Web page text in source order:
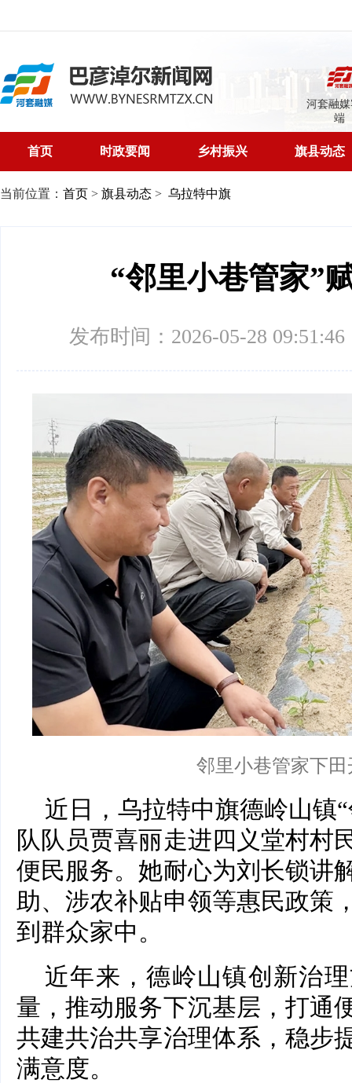
河套融
端
首页 时政要闻 乡村振兴 旗县动态
当前位置： 首页 > 旗县动态 > 乌拉特中旗
“邻里小巷管家”
发布时间：2026-05-28 09:51:46
邻里小巷管家下
近日，乌拉特中旗德岭山镇
队队员贾喜丽走进四义堂村村
便民服务。她耐心为刘长锁讲
助、涉农补贴申领等惠民政策
到群众家中。
近年来，德岭山镇创新治
量，推动服务下沉基层，打通
共建共治共享治理体系，稳步
满意度。